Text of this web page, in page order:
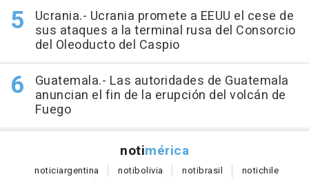
Ucrania.- Ucrania promete a EEUU el cese de
sus ataques a la terminal rusa del Consorcio
del Oleoducto del Caspio
Guatemala.- Las autoridades de Guatemala
anuncian el fin de la erupción del volcán de
Fuego
notimérica
noticiargentina notibolivia notibrasil notichile